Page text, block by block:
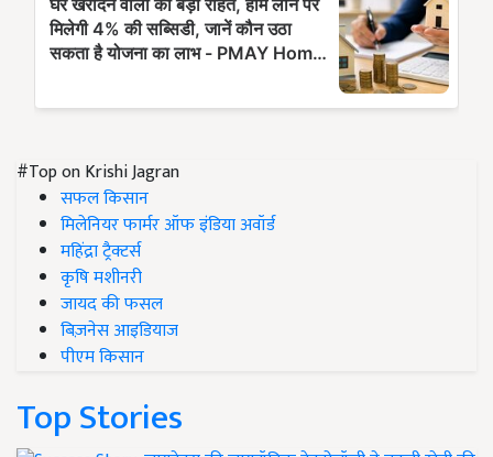
#Top on Krishi Jagran
सफल किसान
मिलेनियर फार्मर ऑफ इंडिया अवॉर्ड
महिंद्रा ट्रैक्टर्स
कृषि मशीनरी
जायद की फसल
बिज़नेस आइडियाज
पीएम किसान
Top Stories